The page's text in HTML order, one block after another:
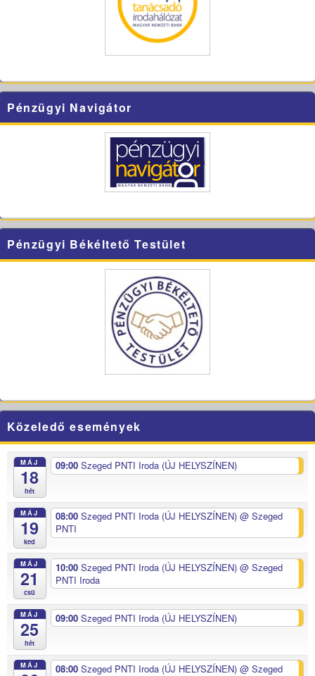
Pénzügyi Navigátor
Pénzügyi Békéltető Testület
Közeledő események
MÁJ
18
hét
09:00 Szeged PNTI Iroda (ÚJ HELYSZÍNEN)
MÁJ
19
ked
08:00 Szeged PNTI Iroda (ÚJ HELYSZÍNEN) @ Szeged
PNTI
MÁJ
21
csü
10:00 Szeged PNTI Iroda (ÚJ HELYSZÍNEN) @ Szeged
PNTI Iroda
MÁJ
25
hét
09:00 Szeged PNTI Iroda (ÚJ HELYSZÍNEN)
MÁJ 08:00 Szeged PNTI Iroda (ÚJ HELYSZÍNEN) @ Szeged